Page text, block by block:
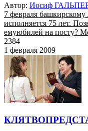
Автор: Иосиф
7 февраля
исполняется 75 лет.
емуюбилей на посту?
2384
1 февраля 2009